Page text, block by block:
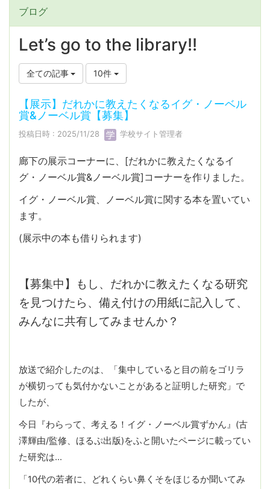
ブログ
Let’s go to the library!!
全ての記事 10件
【展示】だれかに教えたくなるイグ・ノーベル
賞&ノーベル賞【募集】
投稿日時 : 2025/11/28 学校サイト管理者
廊下の展示コーナーに、[だれかに教えたくなるイ
グ・ノーベル賞&ノーベル賞]コーナーを作りました。
イグ・ノーベル賞、ノーベル賞に関する本を置いてい
ます。
(展示中の本も借りられます)
【募集中】もし、だれかに教えたくなる研究
を見つけたら、備え付けの用紙に記入して、
みんなに共有してみませんか？
放送で紹介したのは、「集中していると目の前をゴリラ
が横切っても気付かないことがあると証明した研究」で
したが、
今日『わらって、考える！イグ・ノーベル賞ずかん』(古
澤輝由/監修、ほるぷ出版)をふと開いたページに載ってい
た研究は…
「10代の若者に、どれくらい鼻くそをほじるか聞いてみ